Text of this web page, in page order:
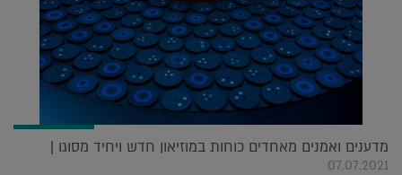
מדענים ואמנים מאחדים כוחות במוזיאון חדש ויחיד מסוגו |
07.07.2021